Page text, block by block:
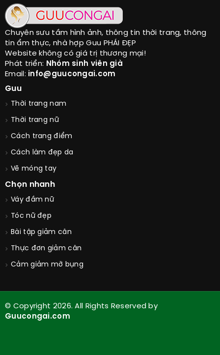
Chuyên sưu tầm hình ảnh, thông tin thời trang, thông
tin ẩm thực, nhà hợp Guu PHÁI ĐẸP
Website không có giá trị thương mại!
Phát triển: Nhóm sinh viên già
Email: info@guucongai.com
Guu
Thời trang nam
Thời trang nữ
Cách trang điểm
Cách làm đẹp da
Vẽ móng tay
Chọn nhanh
Váy đầm nữ
Tóc nữ đẹp
Bài tập giảm cân
Thực đơn giảm cân
Cảm giảm mỡ bụng
© Copyright 2026. All Rights Reserved by
Guucongai.com